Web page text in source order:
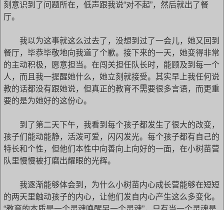
刻意识到了问题所在，低声跟我说“对不起”，然后就出了餐
厅。
我以为这事就这么过去了，没想到过了一会儿，她又回到
餐厅，毕恭毕敬地向我道了个歉。接下来的一天，她变得非常
的主动积极，愿意担当。在闯关担任队长时，能顾及到每一个
人，而且我一提醒她什么，她立刻就接受。其实早上我任何说
教的话都没有跟她说，但真正的教育不需要很多言语，而更重
要的是为她好的这份心。
到了第二天下午，我看到每个孩子都发生了很大的改变，
孩子们能动能静，活泼可爱，闪闪发光。每个孩子都有自己的
特长和个性，但他们本性中向善向上向好的一面，在小树苗营
队里慢慢被打磨出耀眼的光辉。
我逐渐能够体会到，为什么小树苗内心成长营能够在短短
的两天里触动孩子的内心，让他们发自内心产生这么多变化。